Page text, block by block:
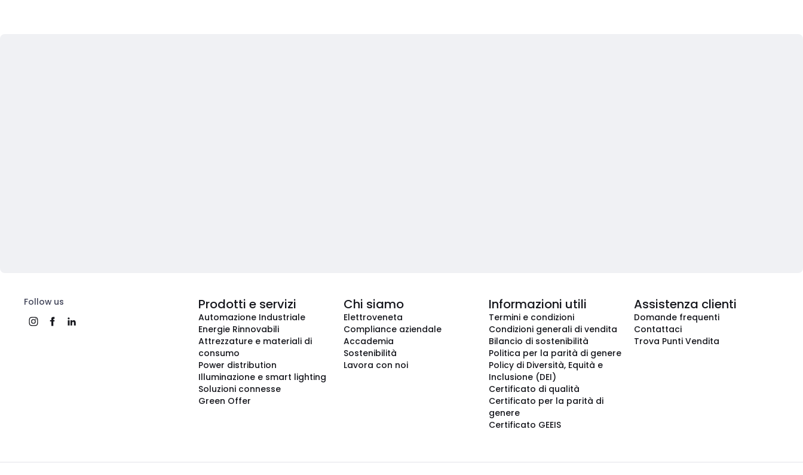
Follow us Prodotti e servizi
Automazione Industriale
Energie Rinnovabili
Attrezzature e materiali di
consumo
Power distribution
Illuminazione e smart lighting
Soluzioni connesse
Green Offer
Chi siamo
Elettroveneta
Compliance aziendale
Accademia
Sostenibilità
Lavora con noi
Informazioni utili
Termini e condizioni
Condizioni generali di vendita
Bilancio di sostenibilità
Politica per la parità di genere
Policy di Diversità, Equità e
Inclusione (DEI)
Certificato di qualità
Certificato per la parità di
genere
Certificato GEEIS
Assistenza clienti
Domande frequenti
Contattaci
Trova Punti Vendita